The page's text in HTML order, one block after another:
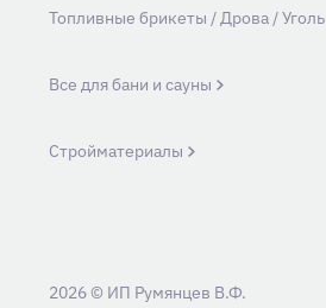
Топливные брикеты / Дрова / Уголь
Все для бани и сауны
Стройматериалы
2026 © ИП Румянцев В.Ф.